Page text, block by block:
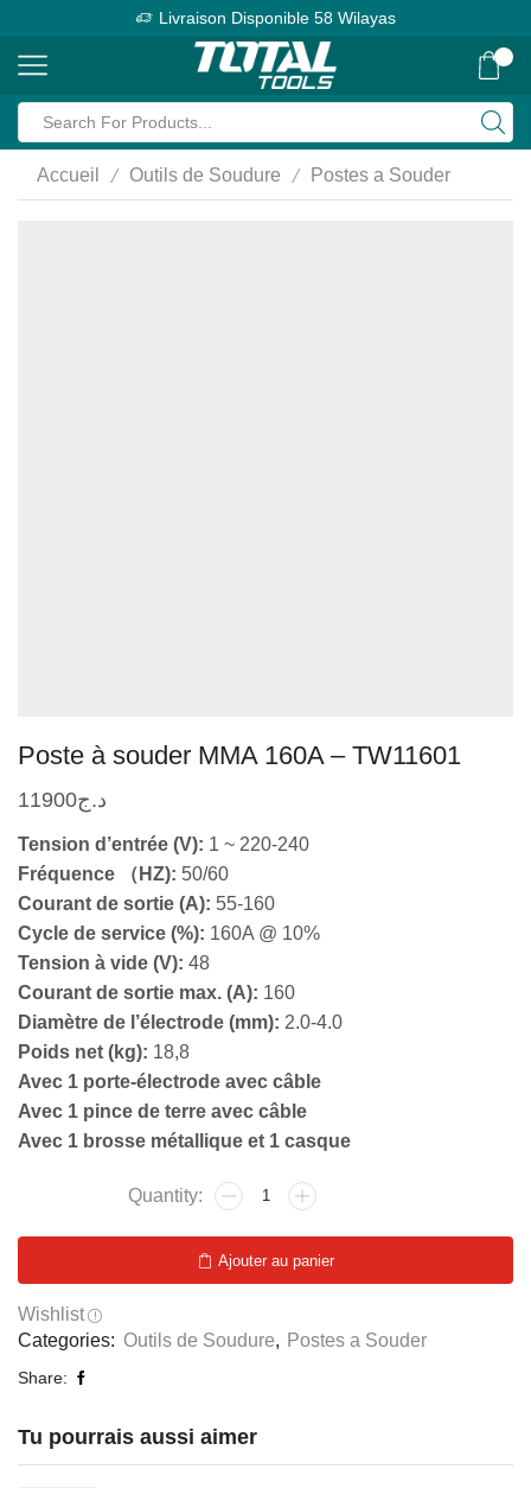
Livraison Disponible 58 Wilayas
input
Accueil / Outils de Soudure / Postes a Souder
Poste à souder MMA 160A – TW11601
د.ج11900
Tension d’entrée (V): 1 ~ 220-240
Fréquence （HZ): 50/60
Courant de sortie (A): 55-160
Cycle de service (%): 160A @ 10%
Tension à vide (V): 48
Courant de sortie max. (A): 160
Diamètre de l’électrode (mm): 2.0-4.0
Poids net (kg): 18,8
Avec 1 porte-électrode avec câble
Avec 1 pince de terre avec câble
Avec 1 brosse métallique et 1 casque
quantité
à
160A
Ajouter au panier
Wishlist
Categories: Outils de Soudure, Postes a Souder
Share:
Tu pourrais aussi aimer